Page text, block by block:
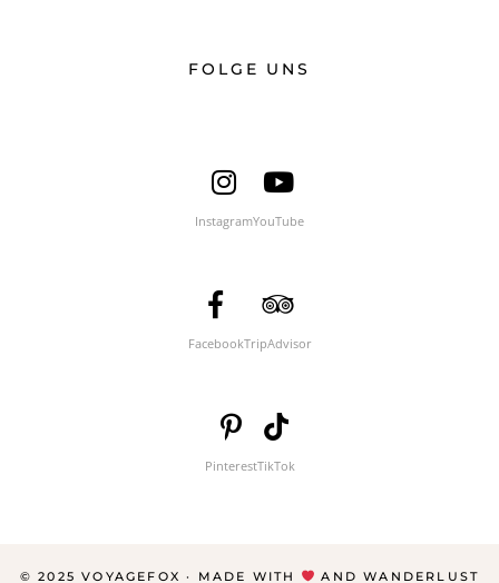
FOLGE UNS
InstagramYouTube
FacebookTripAdvisor
PinterestTikTok
© 2025 VOYAGEFOX · MADE WITH AND WANDERLUST